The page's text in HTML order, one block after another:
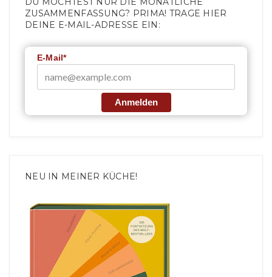
ZUSAMMENFASSUNG? PRIMA! TRAGE HIER
DEINE E-MAIL-ADRESSE EIN:
E-Mail*
Anmelden
NEU IN MEINER KÜCHE!